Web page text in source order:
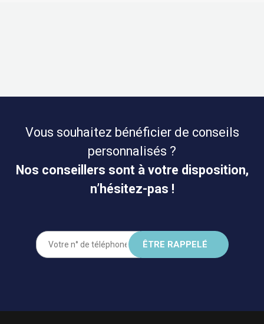
Vous souhaitez bénéficier de conseils
personnalisés ?
Nos conseillers sont à votre disposition,
n’hésitez-pas !